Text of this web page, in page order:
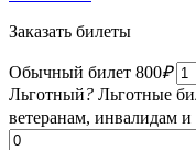
Заказать билеты
Обычный билет 800₽
Льготный? Льготные
ветеранам, инвалидам